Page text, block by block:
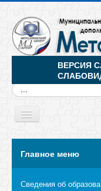
ВЕРСИЯ
Искать...
Toggle
Главное меню
Сведения об